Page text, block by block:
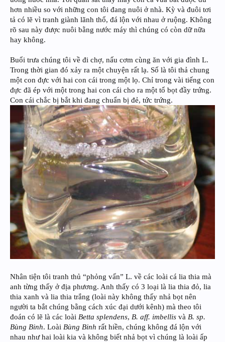
hơn nhiều so với những con tôi đang nuôi ở nhà. Kỳ và đuôi tơi
tả có lẽ vì tranh giành lãnh thổ, đá lộn với nhau ở ruộng. Không
rõ sau này được nuôi bằng nước máy thì chúng có còn dữ nữa
hay không.
Buổi trưa chúng tôi về đi chợ, nấu cơm cùng ăn với gia đình L.
Trong thời gian đó xảy ra một chuyện rất lạ. Số là tôi thả chung
một con đực với hai con cái trong một lọ. Chỉ trong vài tiếng con
đực đã ép với một trong hai con cái cho ra một tổ bọt đầy trứng.
Con cái chắc bị bắt khi đang chuẩn bị đẻ, tức trứng.
Nhân tiện tôi tranh thủ “phỏng vấn” L. về các loài cá lia thia mà
anh từng thấy ở địa phương. Anh thấy có 3 loại là lia thia đỏ, lia
thia xanh và lia thia trắng (loài này không thấy nhả bọt nên
người ta bắt chúng bằng cách xúc đại dưới kênh) mà theo tôi
đoán có lẽ là các loài Betta splendens, B. aff. imbellis và B. sp.
Bùng Binh. Loài Bùng Binh rất hiền, chúng không đá lộn với
nhau như hai loài kia và không biết nhả bọt vì chúng là loài ấp